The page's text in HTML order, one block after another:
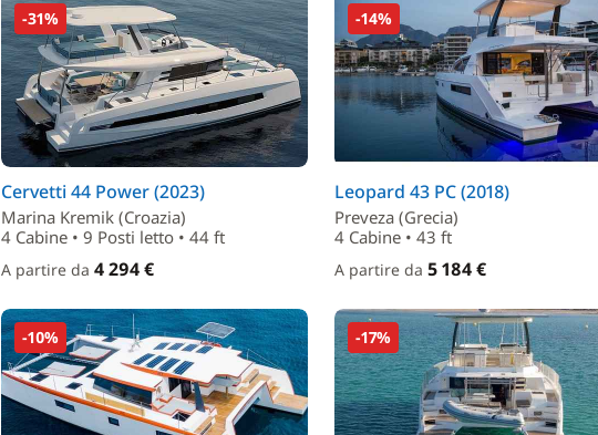
-31%
Cervetti 44 Power (2023)
Marina Kremik (Croazia)
4 Cabine • 9 Posti letto • 44 ft
A partire da 4 294 €
-14%
Leopard 43 PC (2018)
Preveza (Grecia)
4 Cabine • 43 ft
A partire da 5 184 €
-10% -17%